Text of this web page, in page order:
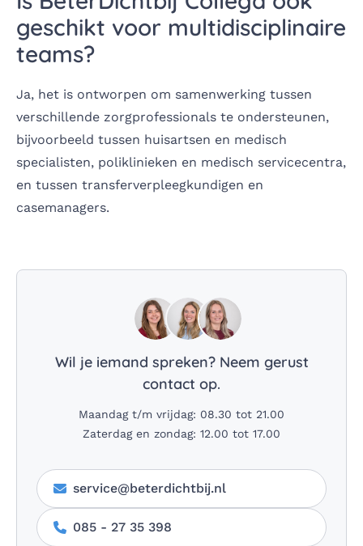
geschikt voor multidisciplinaire
teams?
Ja, het is ontworpen om samenwerking tussen
verschillende zorgprofessionals te ondersteunen,
bijvoorbeeld tussen huisartsen en medisch
specialisten, poliklinieken en medisch servicecentra,
en tussen transferverpleegkundigen en
casemanagers.
Wil je iemand spreken? Neem gerust
contact op.
Maandag t/m vrijdag: 08.30 tot 21.00
Zaterdag en zondag: 12.00 tot 17.00
service@beterdichtbij.nl
085 - 27 35 398